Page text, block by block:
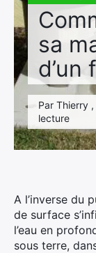
sa
d’un
Par Thierry
lecture
A l’inverse du
de surface
l’eau en
sous terre,